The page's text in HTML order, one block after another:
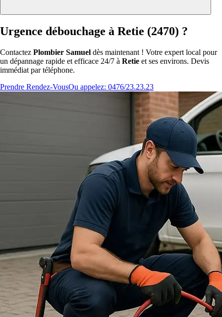
Urgence débouchage à Retie (2470) ?
Contactez Plombier Samuel dès maintenant ! Votre expert local pour
un dépannage rapide et efficace 24/7 à Retie et ses environs. Devis
immédiat par téléphone.
Prendre Rendez-VousOu appelez: 0476/23.23.23